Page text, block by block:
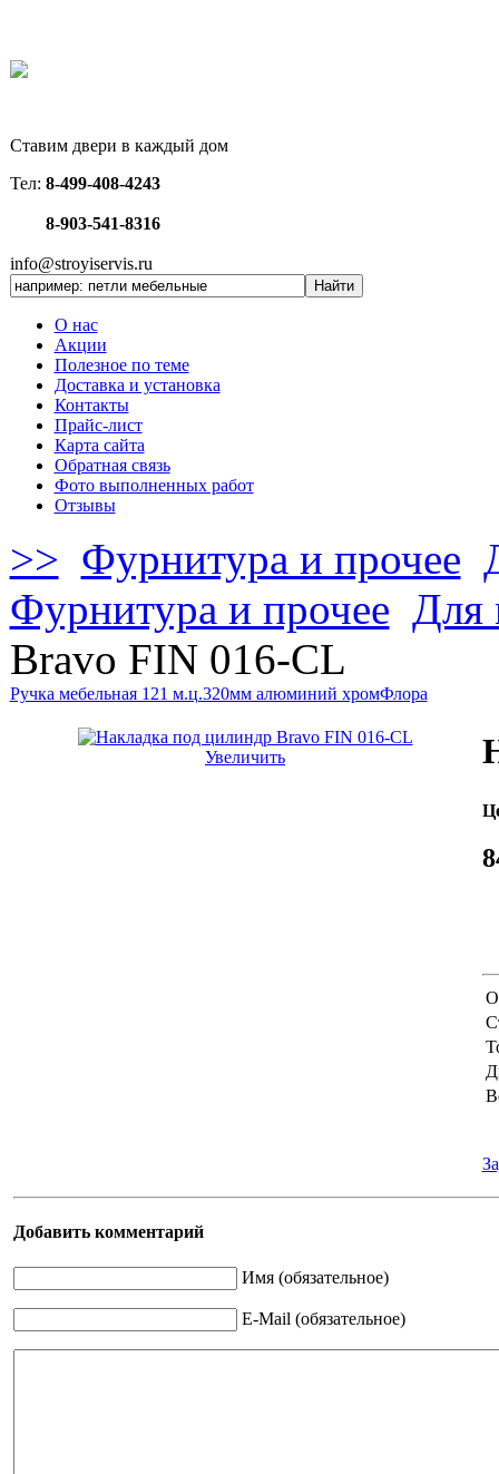
Ставим двери в каждый дом
Тел: 8-499-408-4243
8-903-541-8316
info@stroyiservis.ru
О нас
Акции
Полезное по теме
Доставка и установка
Контакты
Прайс-лист
Карта сайта
Обратная связь
Фото выполненных работ
Отзывы
>> Фурнитура и прочее
Фурнитура и прочее Для
Bravo FIN 016-СL
Ручка мебельная 121 м.ц.320мм алюминий хромФлора
Увеличить
Добавить комментарий
Имя (обязательное)
E-Mail (обязательное)